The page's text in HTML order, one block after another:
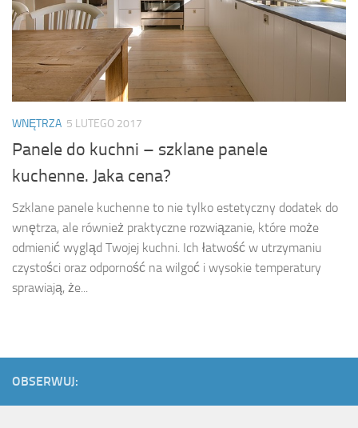
WNĘTRZA 5 LUTEGO 2017
Panele do kuchni – szklane panele
kuchenne. Jaka cena?
Szklane panele kuchenne to nie tylko estetyczny dodatek do
wnętrza, ale również praktyczne rozwiązanie, które może
odmienić wygląd Twojej kuchni. Ich łatwość w utrzymaniu
czystości oraz odporność na wilgoć i wysokie temperatury
sprawiają, że...
OBSERWUJ: